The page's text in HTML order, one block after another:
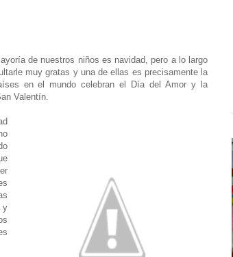
de nuestros niños es navidad, pero a lo largo
muy gratas y una de ellas es precisamente la
en el mundo celebran el Día del Amor y la
Valentín.